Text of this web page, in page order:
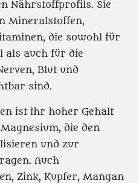
Nährstoffprofils. Sie
Mineralstoffen,
die sowohl für
als auch für die
Blut und
sind.
ist ihr hoher Gehalt
die den
und zur
Auch
Zink, Kupfer, Mangan